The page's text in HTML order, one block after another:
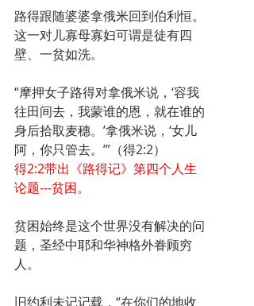
路得跟随婆婆拿俄米回到伯利恒。
这一对儿寡母寡妇可谓是徒有四
壁、一贫如洗。
“摩押女子路得对拿俄米说，‘容我
往田间去，我蒙谁的恩，就在谁的
身后拾取麦穗。’拿俄米说，‘女儿
阿，你只管去。’”（得2:2）
得2:2带出《路得记》第四个人生
论题---贫困。
贫困始终是这个世界没有解决的问
题，圣经中耶和华神格外眷顾穷
人。
旧约利未记记载，“在你们的地收